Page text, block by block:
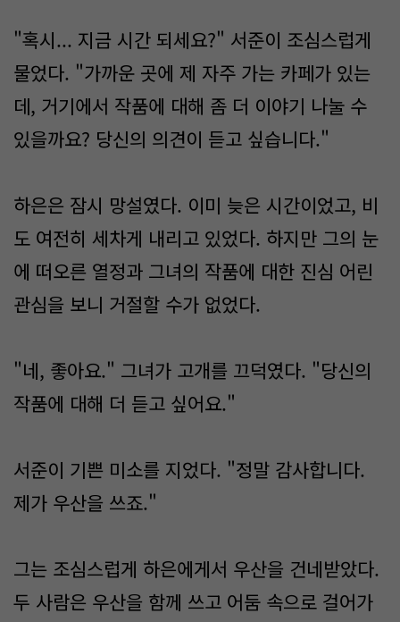
"혹시... 지금 시간 되세요?" 서준이 조심스럽게
물었다. "가까운 곳에 제 자주 가는 카페가 있는
데, 거기에서 작품에 대해 좀 더 이야기 나눌 수
있을까요? 당신의 의견이 듣고 싶습니다."
하은은 잠시 망설였다. 이미 늦은 시간이었고, 비
도 여전히 세차게 내리고 있었다. 하지만 그의 눈
에 떠오른 열정과 그녀의 작품에 대한 진심 어린
관심을 보니 거절할 수가 없었다.
"네, 좋아요." 그녀가 고개를 끄덕였다. "당신의
작품에 대해 더 듣고 싶어요."
서준이 기쁜 미소를 지었다. "정말 감사합니다.
제가 우산을 쓰죠."
그는 조심스럽게 하은에게서 우산을 건네받았다.
두 사람은 우산을 함께 쓰고 어둠 속으로 걸어가